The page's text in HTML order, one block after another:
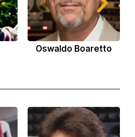
Oswaldo Boaretto